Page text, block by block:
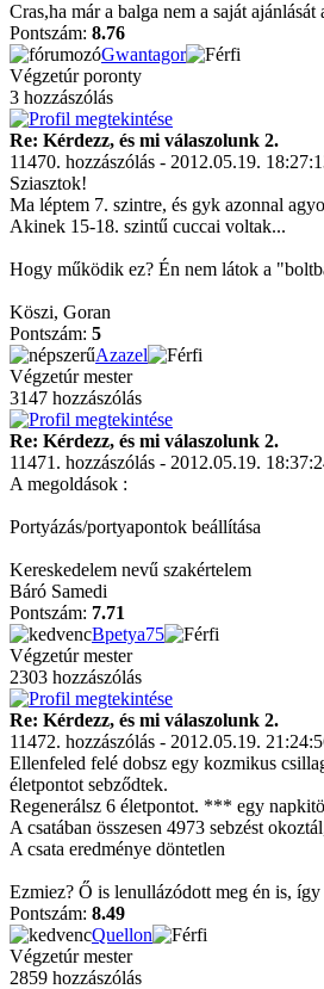
Cras,ha már a balga nem a saját
Pontszám: 8.76
Gwantagor
Végzetúr poronty
3 hozzászólás
Re: Kérdezz, és mi válaszolunk 2.
11470. hozzászólás - 2012.05.19.
Sziasztok!
Ma léptem 7. szintre, és gyk azonnal
Akinek 15-18. szintű cuccai voltak...
Hogy működik ez? Én nem látok a
Köszi, Goran
Pontszám: 5
Azazel
Végzetúr mester
3147 hozzászólás
Re: Kérdezz, és mi válaszolunk 2.
11471. hozzászólás - 2012.05.19.
A megoldások :
Portyázás/portyapontok beállítása
Kereskedelem nevű szakértelem
Báró Samedi
Pontszám: 7.71
Bpetya75
Végzetúr mester
2303 hozzászólás
Re: Kérdezz, és mi válaszolunk 2.
11472. hozzászólás - 2012.05.19.
Ellenfeled felé dobsz egy kozmikus
életpontot sebződtek.
Regenerálsz 6 életpontot. *** egy
A csatában összesen 4973 sebzést
A csata eredménye döntetlen
Ezmiez? Ő is lenullázódott meg én is,
Pontszám: 8.49
Quellon
Végzetúr mester
2859 hozzászólás